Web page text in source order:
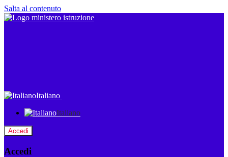
Salta al contenuto
Italiano
Italiano
Accedi
Accedi